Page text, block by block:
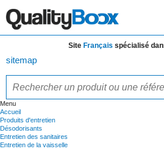
SiteFrançaisspécialisé dans
sitemap
Menu
Accueil
Produits d'entretien
Désodorisants
Entretien des sanitaires
Entretien de la vaisselle